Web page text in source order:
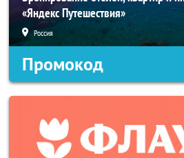
«Яндекс Путешествия»
Россия
Промокод